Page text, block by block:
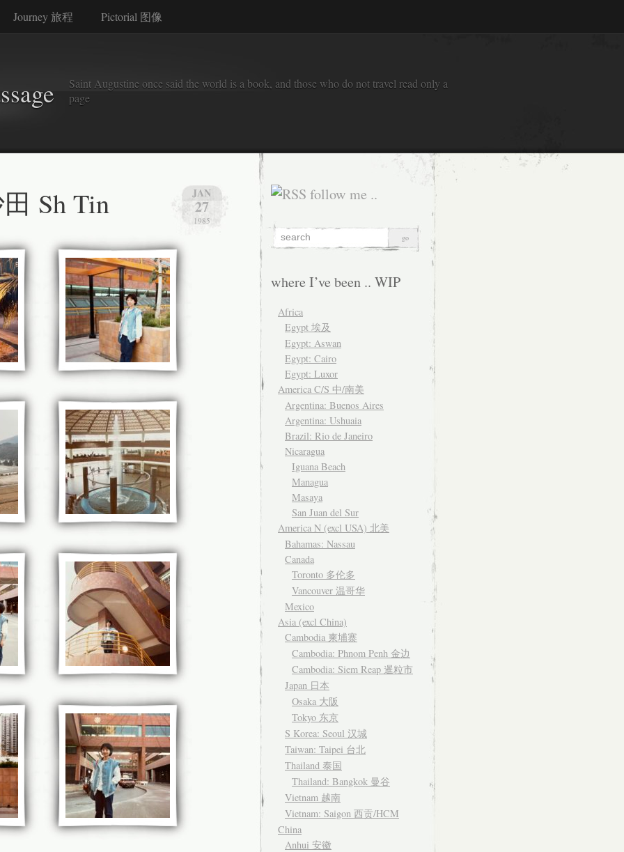
Journey 旅程 Pictorial 图像
Saint Augustine once said the world is a book, and those who do not travel read only a
page
JAN
27
1985
Sh Tin follow me ..
where I’ve been .. WIP
Africa
Egypt 埃及
Egypt: Aswan
Egypt: Cairo
Egypt: Luxor
America C/S 中/南美
Argentina: Buenos Aires
Argentina: Ushuaia
Brazil: Rio de Janeiro
Nicaragua
Iguana Beach
Managua
Masaya
San Juan del Sur
America N (excl USA) 北美
Bahamas: Nassau
Canada
Toronto 多伦多
Vancouver 温哥华
Mexico
Asia (excl China)
Cambodia 柬埔寨
Cambodia: Phnom Penh 金边
Cambodia: Siem Reap 暹粒市
Japan 日本
Osaka 大阪
Tokyo 东京
S Korea: Seoul 汉城
Taiwan: Taipei 台北
Thailand 泰国
Thailand: Bangkok 曼谷
Vietnam 越南
Vietnam: Saigon 西贡/HCM
China
Anhui 安徽